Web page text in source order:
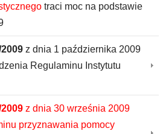
traci moc na podstawie
z dnia 1 października 2009
Regulaminu Instytutu
z dnia 30 września 2009
przyznawania pomocy